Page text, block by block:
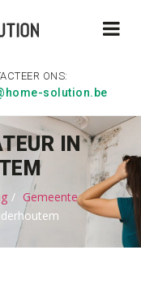
ONS:
solution.be
IN
Gemeente